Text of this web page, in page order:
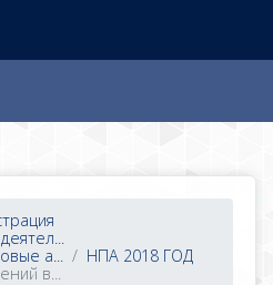
а...
НПА 2018 ГОД
в...